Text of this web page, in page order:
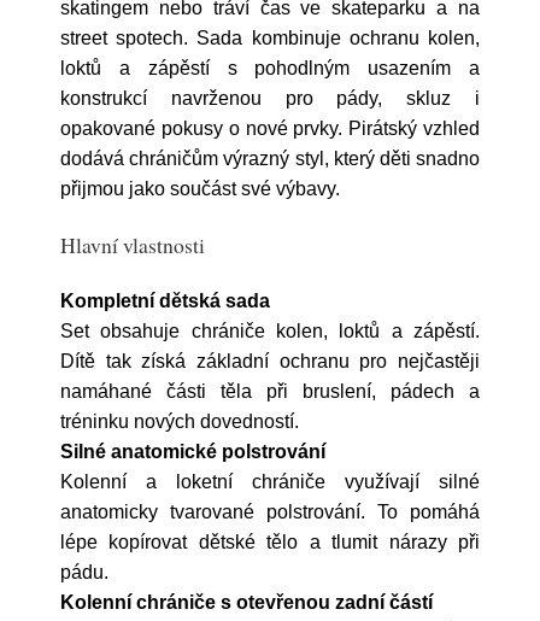
skatingem nebo tráví čas ve skateparku a na
street spotech. Sada kombinuje ochranu kolen,
loktů a zápěstí s pohodlným usazením a
konstrukcí navrženou pro pády, skluz i
opakované pokusy o nové prvky. Pirátský vzhled
dodává chráničům výrazný styl, který děti snadno
přijmou jako součást své výbavy.
Hlavní vlastnosti
Kompletní dětská sada
Set obsahuje chrániče kolen, loktů a zápěstí.
Dítě tak získá základní ochranu pro nejčastěji
namáhané části těla při bruslení, pádech a
tréninku nových dovedností.
Silné anatomické polstrování
Kolenní a loketní chrániče využívají silné
anatomicky tvarované polstrování. To pomáhá
lépe kopírovat dětské tělo a tlumit nárazy při
pádu.
Kolenní chrániče s otevřenou zadní částí